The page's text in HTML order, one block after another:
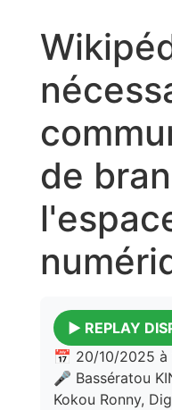
de
▶️ REPLAY
📅 20/10/2025 à
🎤 Bassératou
Kokou Ronny,